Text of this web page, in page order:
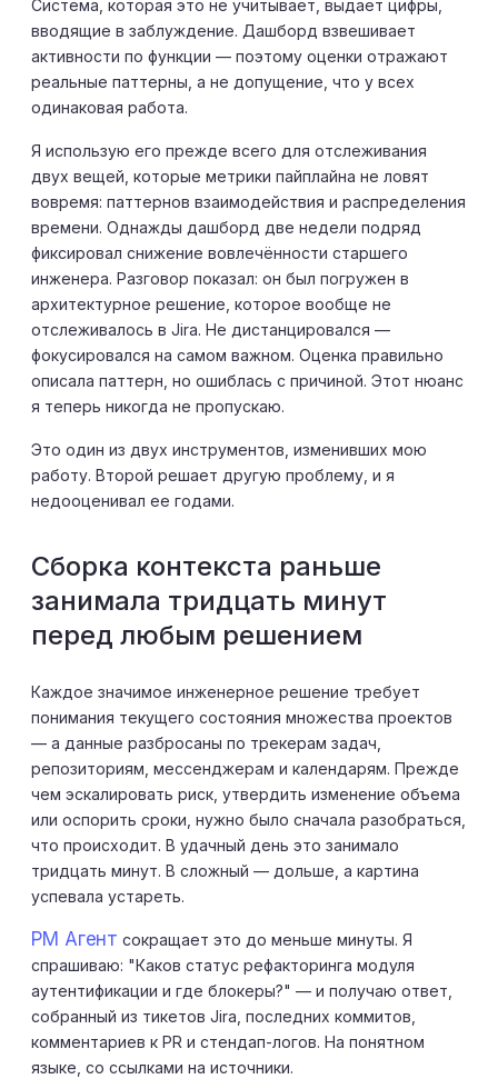
Система, которая это не учитывает, выдает цифры,
вводящие в заблуждение. Дашборд взвешивает
активности по функции — поэтому оценки отражают
реальные паттерны, а не допущение, что у всех
одинаковая работа.
Я использую его прежде всего для отслеживания
двух вещей, которые метрики пайплайна не ловят
вовремя: паттернов взаимодействия и распределения
времени. Однажды дашборд две недели подряд
фиксировал снижение вовлечённости старшего
инженера. Разговор показал: он был погружен в
архитектурное решение, которое вообще не
отслеживалось в Jira. Не дистанцировался —
фокусировался на самом важном. Оценка правильно
описала паттерн, но ошиблась с причиной. Этот нюанс
я теперь никогда не пропускаю.
Это один из двух инструментов, изменивших мою
работу. Второй решает другую проблему, и я
недооценивал ее годами.
Сборка контекста раньше
занимала тридцать минут
перед любым решением
Каждое значимое инженерное решение требует
понимания текущего состояния множества проектов
— а данные разбросаны по трекерам задач,
репозиториям, мессенджерам и календарям. Прежде
чем эскалировать риск, утвердить изменение объема
или оспорить сроки, нужно было сначала разобраться,
что происходит. В удачный день это занимало
тридцать минут. В сложный — дольше, а картина
успевала устареть.
PM Агент сокращает это до меньше минуты. Я
спрашиваю: "Каков статус рефакторинга модуля
аутентификации и где блокеры?" — и получаю ответ,
собранный из тикетов Jira, последних коммитов,
комментариев к PR и стендап-логов. На понятном
языке, со ссылками на источники.